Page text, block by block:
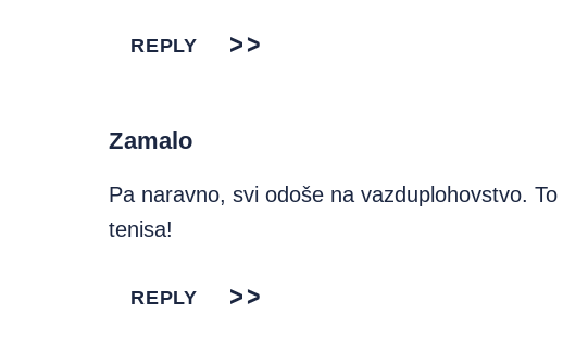
REPLY
Zamalo
Pa naravno, svi odoše na vazduplohovstvo.
tenisa!
REPLY